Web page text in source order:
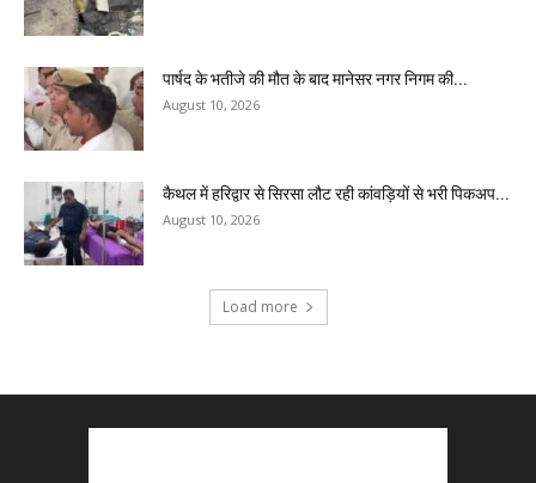
पार्षद के भतीजे की मौत के बाद मानेसर नगर निगम की...
August 10, 2026
कैथल में हरिद्वार से सिरसा लौट रही कांवड़ियों से भरी पिकअप...
August 10, 2026
Load more